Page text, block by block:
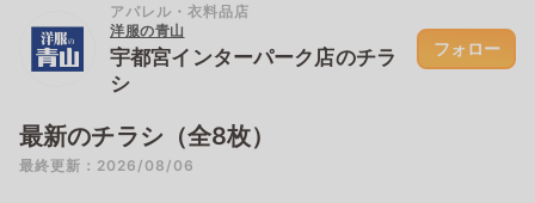
アパレル・衣料品店
洋服の青山
宇都宮インターパーク店のチラ
シ
フォロー
最新のチラシ（全8枚）
最終更新：2026/08/06